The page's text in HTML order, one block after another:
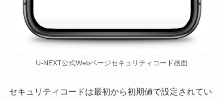
U-NEXT公式Webページセキュリティコード画面
セキュリティコードは最初から初期値で設定されてい